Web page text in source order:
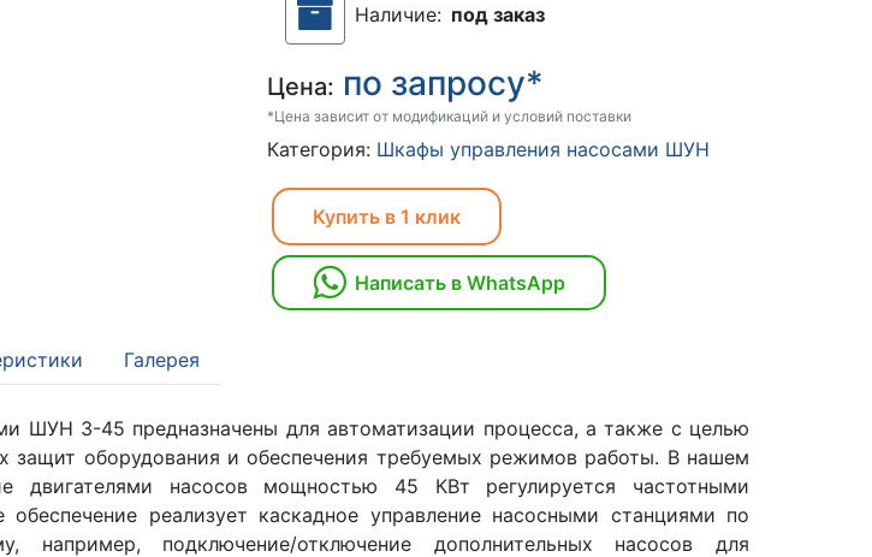
Наличие: под заказ
Цена: по запросу*
*Цена зависит от модификаций и условий поставки
Категория: Шкафы управления насосами ШУН
Купить в 1 клик
Написать в WhatsApp
Галерея
ШУН 3-45 предназначены для автоматизации процесса, а также с целью
защит оборудования и обеспечения требуемых режимов работы. В нашем
двигателями насосов мощностью 45 КВт регулируется частотными
реализует каскадное управление насосными станциями по
например, подключение/отключение дополнительных насосов для